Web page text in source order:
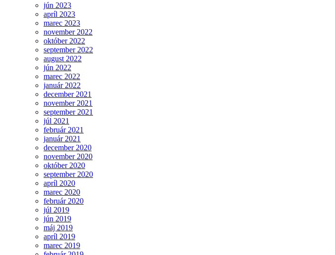
jún 2023
apríl 2023
marec 2023
november 2022
október 2022
september 2022
august 2022
jún 2022
marec 2022
január 2022
december 2021
november 2021
september 2021
júl 2021
február 2021
január 2021
december 2020
november 2020
október 2020
september 2020
apríl 2020
marec 2020
február 2020
júl 2019
jún 2019
máj 2019
apríl 2019
marec 2019